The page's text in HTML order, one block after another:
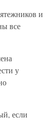
и
все
у
если